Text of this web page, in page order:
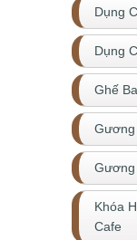
Dụng
Dụng
Ghế
Gương
Gương
Khóa
Cafe